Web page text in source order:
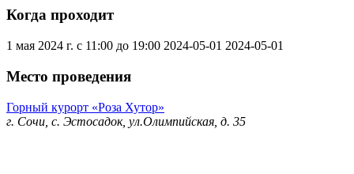
Когда проходит
1 мая 2024 г. с 11:00 до 19:00 2024-05-01 2024-05-01
Место проведения
Горный курорт «Роза Хутор»
г. Сочи, с. Эстосадок, ул.Олимпийская, д. 35